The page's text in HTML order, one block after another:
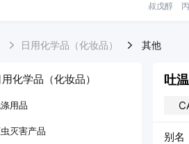
叔戊醇
日用化学品（化妆品） 其他
用化学品（化妆品）
用品
灭害产品
吐
别名